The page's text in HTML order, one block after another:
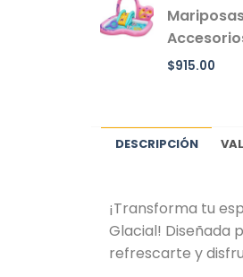
$915.00
DESCRIPCIÓN
¡Transforma tu
Glacial! Diseñada
refrescarte y